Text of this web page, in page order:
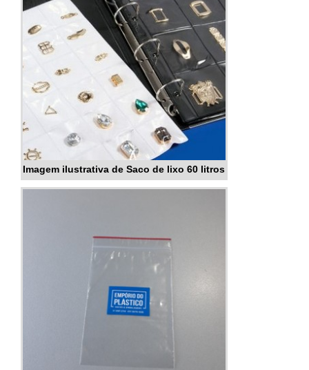
Imagem ilustrativa de Saco de lixo 60 litros